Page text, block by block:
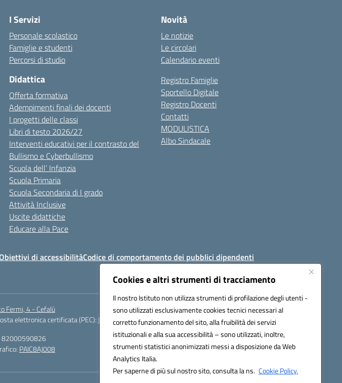
Cookies e altri strumenti di tracciamento
Il nostro Istituto non utilizza strumenti di profilazione degli utenti -
sono utilizzati esclusivamente cookies tecnici necessari al
corretto funzionamento del sito, alla fruibilità dei servizi
istituzionali e alla sua accessibilità – sono utilizzati, inoltre,
strumenti statistici anonimizzati messi a disposizione da Web
Analytics Italia.
Per saperne di più sul nostro sito, consulta la ns. Cookie Policy.
I Servizi
Personale scolastico
Famiglie e studenti
Percorsi di studio
Didattica
Offerta formativa
Adempimenti finali dei docenti
I progetti delle classi
Libri di testo 2026/27
Interventi educativi per il contrasto del
Bullismo e Cyberbullismo
Scuola dell’ Infanzia
Scuola Primaria
Scuola Secondaria di I grado
Attività Inclusive
Uscite didattiche
Educare alla Pace
Novità
Le notizie
Le circolari
Calendario eventi
Registro Famiglie
Sportello Digitale
Registro Docenti
Contatti
MODULISTICA
Albo Sindacale
di accessibilitàCodice di comportamento dei pubblici dipendenti
Fermi, 4 - Cefalù
elettronica certificata (PEC): PAIC8AJ008@pec.istruzione.it
82000590826
PAIC8AJ008